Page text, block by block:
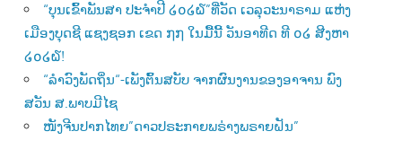
“ບຸນເຂົ້າພັນສາ ປະຈຳປີ ໒໐໒໖”ທີ່ວັດ ເວລຸວະນາຣາມ ແຫ່ງ
ເມືອງບຸດຊີ ແຊງຊອກ ເຂດ ໗໗ ໃນມື້ນີ້ ວັນອາທີດ ທີ ໐໒ ສີງຫາ
໒໐໒໖!
“ລຳວົງພັດຖິ່ນ“-ເພັງຕົ້ນສບັບ ຈາກຜົນງານຂອງອາຈານ ພົງ
ສວັນ ສ.ພາບມີໄຊ
ໜັງຈີນປາກໄທຍ”ດາວປຣະກາຍພຣ່າງພຣາຍຝັນ”